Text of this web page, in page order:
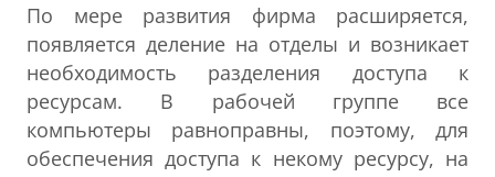
По мере развития фирма расширяется,
появляется деление на отделы и возникает
необходимость разделения доступа к
ресурсам. В рабочей группе все
компьютеры равноправны, поэтому, для
обеспечения доступа к некому ресурсу, на